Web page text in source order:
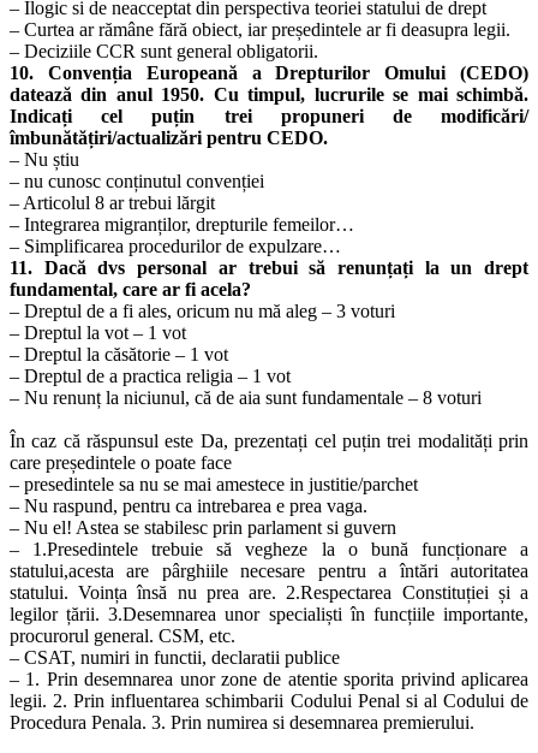
– Ilogic si de neacceptat din perspectiva teoriei statului de drept
– Curtea ar rămâne fără obiect, iar președintele ar fi deasupra legii.
– Deciziile CCR sunt general obligatorii.
10. Convenția Europeană a Drepturilor Omului (CEDO)
datează din anul 1950. Cu timpul, lucrurile se mai schimbă.
Indicați cel puțin trei propuneri de modificări/
îmbunătățiri/actualizări pentru CEDO.
– Nu știu
– nu cunosc conținutul convenției
– Articolul 8 ar trebui lărgit
– Integrarea migranților, drepturile femeilor…
– Simplificarea procedurilor de expulzare…
11. Dacă dvs personal ar trebui să renunțați la un drept
fundamental, care ar fi acela?
– Dreptul de a fi ales, oricum nu mă aleg – 3 voturi
– Dreptul la vot – 1 vot
– Dreptul la căsătorie – 1 vot
– Dreptul de a practica religia – 1 vot
– Nu renunț la niciunul, că de aia sunt fundamentale – 8 voturi
În caz că răspunsul este Da, prezentați cel puțin trei modalități prin
care președintele o poate face
– presedintele sa nu se mai amestece in justitie/parchet
– Nu raspund, pentru ca intrebarea e prea vaga.
– Nu el! Astea se stabilesc prin parlament si guvern
– 1.Presedintele trebuie să vegheze la o bună funcționare a
statului,acesta are pârghiile necesare pentru a întări autoritatea
statului. Voința însă nu prea are. 2.Respectarea Constituției și a
legilor țării. 3.Desemnarea unor specialiști în funcțiile importante,
procurorul general. CSM, etc.
– CSAT, numiri in functii, declaratii publice
– 1. Prin desemnarea unor zone de atentie sporita privind aplicarea
legii. 2. Prin influentarea schimbarii Codului Penal si al Codului de
Procedura Penala. 3. Prin numirea si desemnarea premierului.